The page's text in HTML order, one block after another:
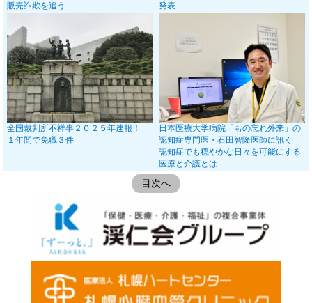
販売詐欺を追う
発表
全国裁判所不祥事２０２５年速報！
１年間で免職３件
日本医療大学病院「もの忘れ外来」の
認知症専門医・石田智隆医師に訊く
認知症でも穏やかな日々を可能にする
医療と介護とは
目次へ